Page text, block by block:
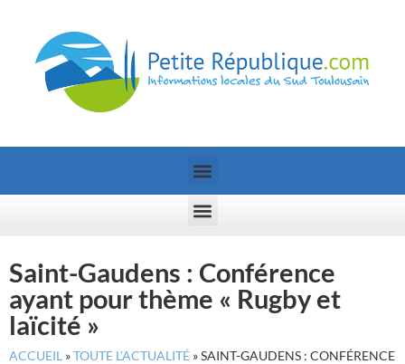
Saint-Gaudens : Conférence
ayant pour thème « Rugby et
laïcité »
ACCUEIL »TOUTE L’ACTUALITÉ »SAINT-GAUDENS : CONFÉRENCE